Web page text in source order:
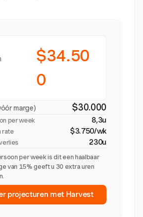
$34.50
0
marge) $30.000
per week 8,3u
rate $3.750/wk
230u
per week is dit een haalbaar
van 15% geeft u 30 extra uren
projecturen met Harvest